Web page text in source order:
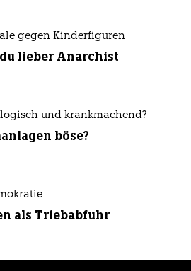
gegen Kinderfiguren
lieber Anarchist
und krankmachend?
böse?
als Triebabfuhr